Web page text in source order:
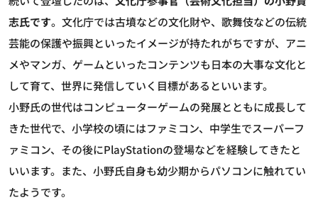
志氏です。文化庁では古墳などの文化財や、歌舞伎などの伝統
芸能の保護や振興といったイメージが持たれがちですが、アニ
メやマンガ、ゲームといったコンテンツも日本の大事な文化と
して育て、世界に発信していく目標があるといいます。
小野氏の世代はコンピューターゲームの発展とともに成長して
きた世代で、小学校の頃にはファミコン、中学生でスーパーフ
ァミコン、その後にPlayStationの登場などを経験してきたと
いいます。また、小野氏自身も幼少期からパソコンに触れてい
たようです。